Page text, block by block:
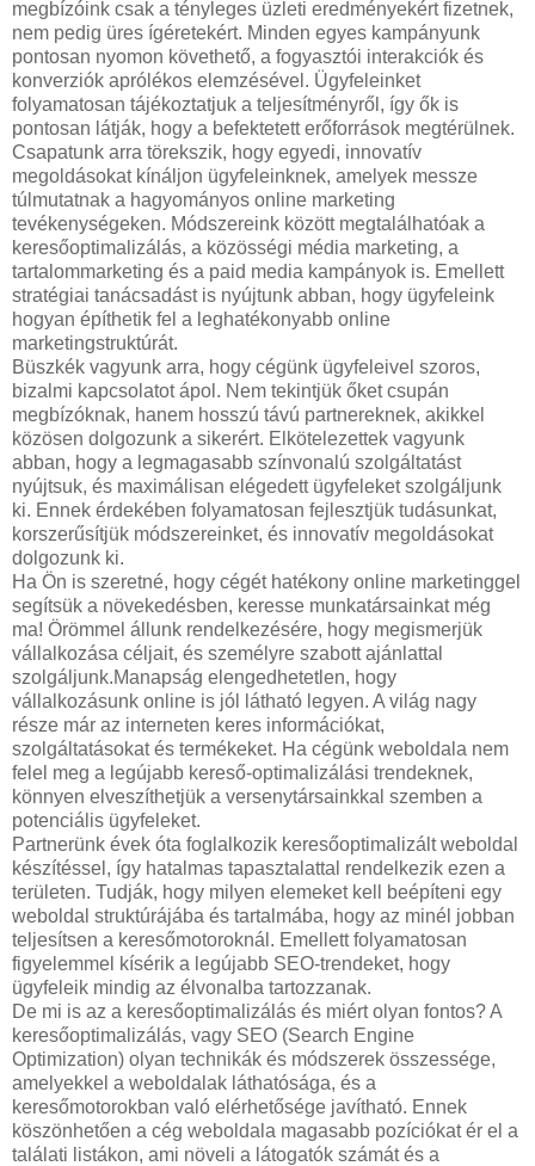
megbízóink csak a tényleges üzleti eredményekért fizetnek,
nem pedig üres ígéretekért. Minden egyes kampányunk
pontosan nyomon követhető, a fogyasztói interakciók és
konverziók aprólékos elemzésével. Ügyfeleinket
folyamatosan tájékoztatjuk a teljesítményről, így ők is
pontosan látják, hogy a befektetett erőforrások megtérülnek.
Csapatunk arra törekszik, hogy egyedi, innovatív
megoldásokat kínáljon ügyfeleinknek, amelyek messze
túlmutatnak a hagyományos online marketing
tevékenységeken. Módszereink között megtalálhatóak a
keresőoptimalizálás, a közösségi média marketing, a
tartalommarketing és a paid media kampányok is. Emellett
stratégiai tanácsadást is nyújtunk abban, hogy ügyfeleink
hogyan építhetik fel a leghatékonyabb online
marketingstruktúrát.
Büszkék vagyunk arra, hogy cégünk ügyfeleivel szoros,
bizalmi kapcsolatot ápol. Nem tekintjük őket csupán
megbízóknak, hanem hosszú távú partnereknek, akikkel
közösen dolgozunk a sikerért. Elkötelezettek vagyunk
abban, hogy a legmagasabb színvonalú szolgáltatást
nyújtsuk, és maximálisan elégedett ügyfeleket szolgáljunk
ki. Ennek érdekében folyamatosan fejlesztjük tudásunkat,
korszerűsítjük módszereinket, és innovatív megoldásokat
dolgozunk ki.
Ha Ön is szeretné, hogy cégét hatékony online marketinggel
segítsük a növekedésben, keresse munkatársainkat még
ma! Örömmel állunk rendelkezésére, hogy megismerjük
vállalkozása céljait, és személyre szabott ajánlattal
szolgáljunk.Manapság elengedhetetlen, hogy
vállalkozásunk online is jól látható legyen. A világ nagy
része már az interneten keres információkat,
szolgáltatásokat és termékeket. Ha cégünk weboldala nem
felel meg a legújabb kereső-optimalizálási trendeknek,
könnyen elveszíthetjük a versenytársainkkal szemben a
potenciális ügyfeleket.
Partnerünk évek óta foglalkozik keresőoptimalizált weboldal
készítéssel, így hatalmas tapasztalattal rendelkezik ezen a
területen. Tudják, hogy milyen elemeket kell beépíteni egy
weboldal struktúrájába és tartalmába, hogy az minél jobban
teljesítsen a keresőmotoroknál. Emellett folyamatosan
figyelemmel kísérik a legújabb SEO-trendeket, hogy
ügyfeleik mindig az élvonalba tartozzanak.
De mi is az a keresőoptimalizálás és miért olyan fontos? A
keresőoptimalizálás, vagy SEO (Search Engine
Optimization) olyan technikák és módszerek összessége,
amelyekkel a weboldalak láthatósága, és a
keresőmotorokban való elérhetősége javítható. Ennek
köszönhetően a cég weboldala magasabb pozíciókat ér el a
találati listákon, ami növeli a látogatók számát és a